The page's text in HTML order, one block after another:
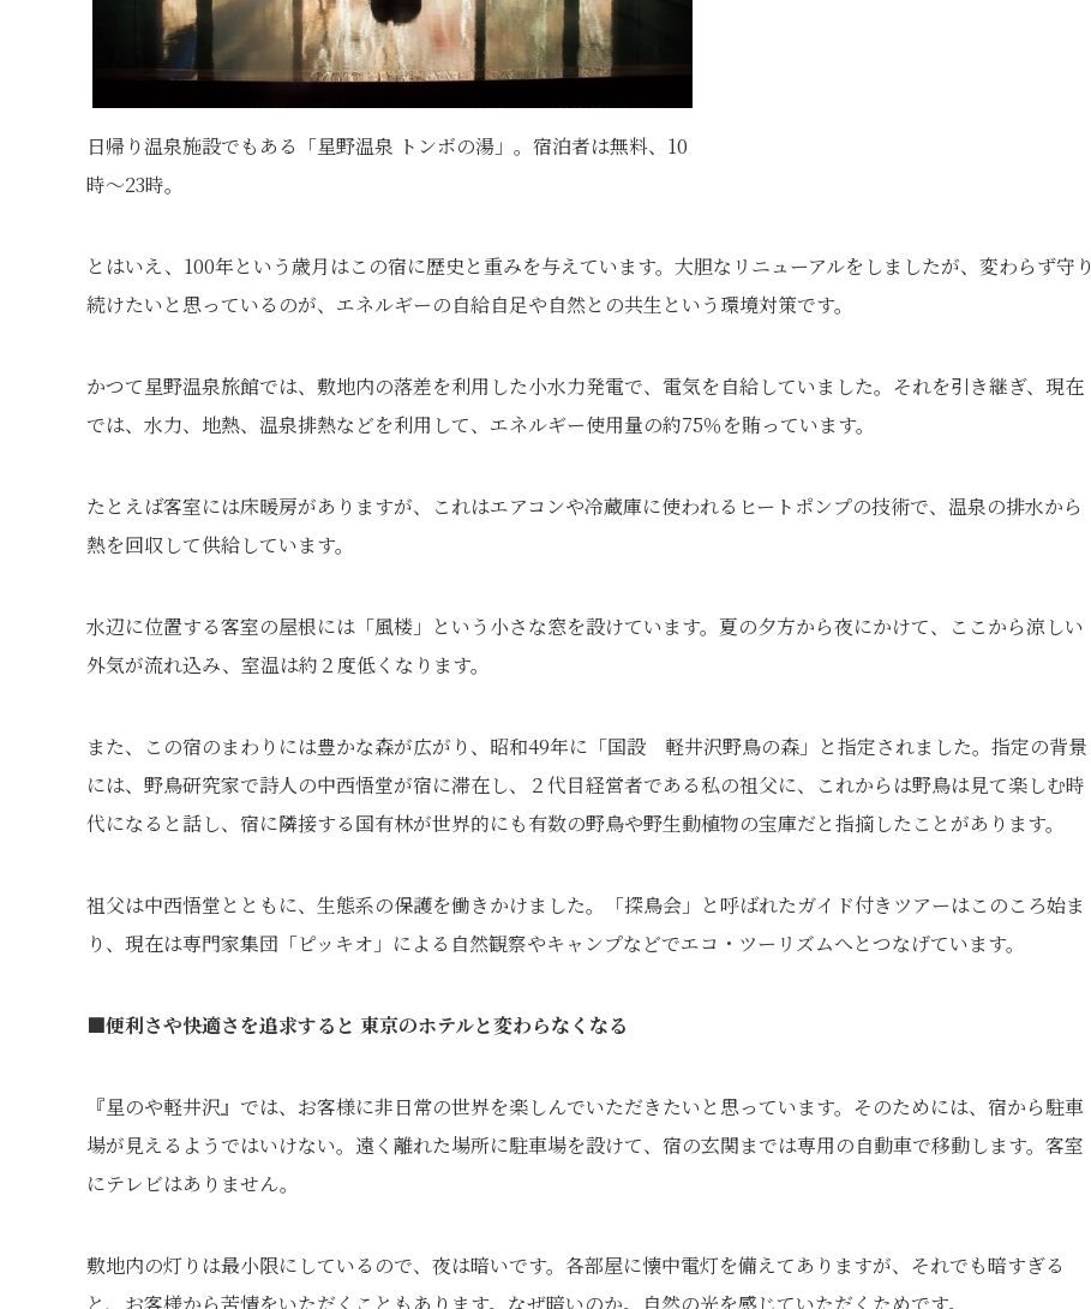
日帰り温泉施設でもある「星野温泉 トンボの湯」。宿泊者は無料、10
時～23時。
とはいえ、100年という歳月はこの宿に歴史と重みを与えています。大胆なリニューアルをしましたが、変わらず守り
続けたいと思っているのが、エネルギーの自給自足や自然との共生という環境対策です。
かつて星野温泉旅館では、敷地内の落差を利用した小水力発電で、電気を自給していました。それを引き継ぎ、現在
では、水力、地熱、温泉排熱などを利用して、エネルギー使用量の約75％を賄っています。
たとえば客室には床暖房がありますが、これはエアコンや冷蔵庫に使われるヒートポンプの技術で、温泉の排水から
熱を回収して供給しています。
水辺に位置する客室の屋根には「風楼」という小さな窓を設けています。夏の夕方から夜にかけて、ここから涼しい
外気が流れ込み、室温は約２度低くなります。
また、この宿のまわりには豊かな森が広がり、昭和49年に「国設 軽井沢野鳥の森」と指定されました。指定の背景
には、野鳥研究家で詩人の中西悟堂が宿に滞在し、２代目経営者である私の祖父に、これからは野鳥は見て楽しむ時
代になると話し、宿に隣接する国有林が世界的にも有数の野鳥や野生動植物の宝庫だと指摘したことがあります。
祖父は中西悟堂とともに、生態系の保護を働きかけました。「探鳥会」と呼ばれたガイド付きツアーはこのころ始ま
り、現在は専門家集団「ピッキオ」による自然観察やキャンプなどでエコ・ツーリズムへとつなげています。
■便利さや快適さを追求すると 東京のホテルと変わらなくなる
『星のや軽井沢』では、お客様に非日常の世界を楽しんでいただきたいと思っています。そのためには、宿から駐車
場が見えるようではいけない。遠く離れた場所に駐車場を設けて、宿の玄関までは専用の自動車で移動します。客室
にテレビはありません。
敷地内の灯りは最小限にしているので、夜は暗いです。各部屋に懐中電灯を備えてありますが、それでも暗すぎる